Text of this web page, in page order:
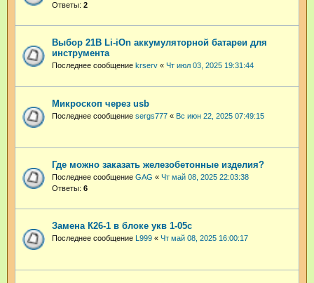
Ответы: 2
Выбор 21В Li-iOn aккумуляторной батареи для
инструмента
Последнее сообщение krserv « Чт июл 03, 2025 19:31:44
Микроскоп через usb
Последнее сообщение sergs777 « Вс июн 22, 2025 07:49:15
Где можно заказать железобетонные изделия?
Последнее сообщение GAG « Чт май 08, 2025 22:03:38
Ответы: 6
Замена К26-1 в блоке укв 1-05с
Последнее сообщение L999 « Чт май 08, 2025 16:00:17